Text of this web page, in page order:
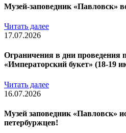
Музей-заповедник «Павловск»
Читать далее
17.07.2026
Ограничения в дни проведения
«Императорский букет» (18-19
Читать далее
16.07.2026
Музей заповедник «Павловск»
петербуржцев!